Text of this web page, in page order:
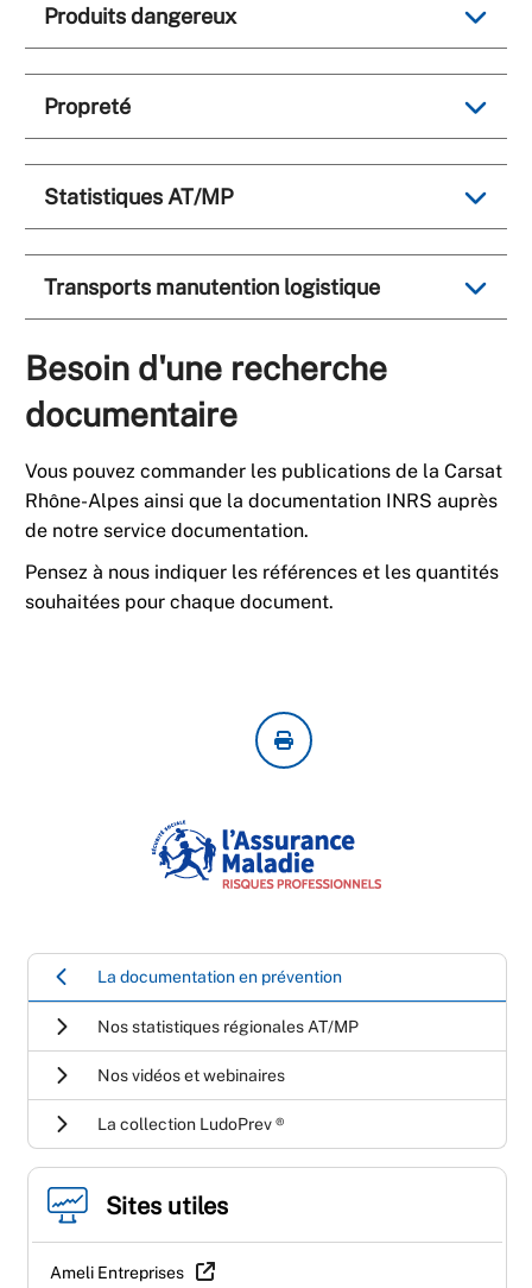
Produits dangereux
Propreté
Statistiques AT/MP
Transports manutention logistique
Besoin d'une recherche
documentaire
Vous pouvez commander les publications de la Carsat
Rhône-Alpes ainsi que la documentation INRS auprès
de notre service documentation.
Pensez à nous indiquer les références et les quantités
souhaitées pour chaque document.
La documentation en prévention
Nos statistiques régionales AT/MP
Nos vidéos et webinaires
La collection LudoPrev ®
Sites utiles
Ameli Entreprises